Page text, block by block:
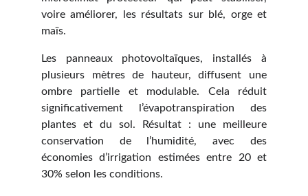
voire améliorer, les résultats sur blé, orge et
maïs.
Les panneaux photovoltaïques, installés à
plusieurs mètres de hauteur, diffusent une
ombre partielle et modulable. Cela réduit
significativement l’évapotranspiration des
plantes et du sol. Résultat : une meilleure
conservation de l’humidité, avec des
économies d’irrigation estimées entre 20 et
30% selon les conditions.